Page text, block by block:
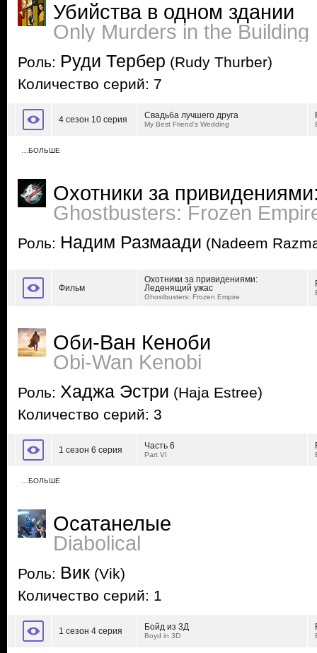
Убийства в одном здании
Only Murders in the Building
Роль: Руди Тербер (Rudy Thurber)
Количество серий: 7
4 сезон 10 серия Свадьба лучшего друга
My Best Friend's Wedding
…БОЛЬШЕ
Охотники за
Ghostbusters: Frozen
Роль: Надим Размаади (Nadeem
Фильм
Охотники за привидениями:
Леденящий ужас
Ghostbusters: Frozen Empire
Оби-Ван Кеноби
Obi-Wan Kenobi
Роль: Хаджа Эстри (Haja Estree)
Количество серий: 3
1 сезон 6 серия Часть 6
Part VI
…БОЛЬШЕ
Осатанелые
Diabolical
Роль: Вик (Vik)
Количество серий: 1
1 сезон 4 серия Бойд из 3Д
Boyd in 3D